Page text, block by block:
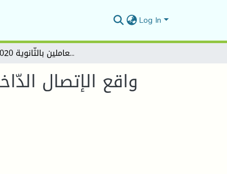
Log In
واقع الإتصال الدّاخلي في ثانوية هواري بومدين –البويرة- دراسة وصفية تحليليّة على العاملين بالثّانوية 2020-2021
واقع الإتصال